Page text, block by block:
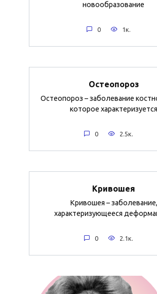
новообразование
0 1к.
Остеопороз
Остеопороз – заболевание
которое характеризуется
0 2.5к.
Кривошея
Кривошея – заболевание,
характеризующееся
0 2.1к.